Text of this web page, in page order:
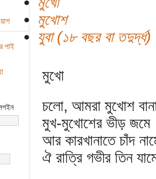
পাই
মুখোশ
যুবা (১৮ বছর বা তদুর্দ্ধ)
মুখো
চলো, আমরা মুখোশ
মুখ-মুখোশের ভীড় জমে
আর কারখানাতে চাঁদ
ঐ রাত্রি গভীর তিন